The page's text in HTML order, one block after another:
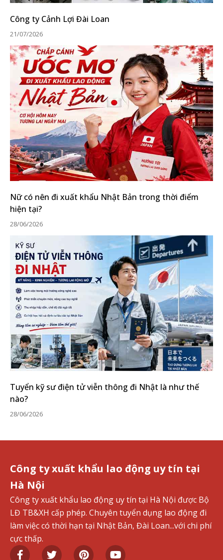
Công ty Cảnh Lợi Đài Loan
21/07/2026
Nữ có nên đi xuất khẩu Nhật Bản trong thời điểm
hiện tại?
28/06/2026
Tuyển kỹ sư điện tử viễn thông đi Nhật là như thế
nào?
28/06/2026
Công ty xuất khẩu lao động uy tín tại
Hà Nội
Công ty xuất khẩu lao động uy tín tại Hà Nội được Bộ
LĐ TB&XH cấp phép. Chuyên tuyển dụng lao động đi
làm việc có thời hạn tại Nhật Bản, Đài Loan...với chi phí
cực thấp.